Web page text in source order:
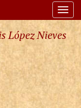
López Nieves